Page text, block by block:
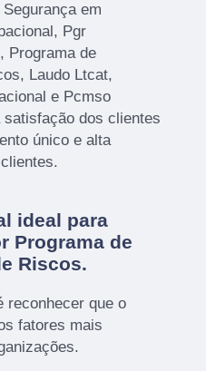
em
Pgr
Programa de
Laudo Ltcat,
e Pcmso
dos clientes
único e alta
ideal para
Programa de
Riscos.
reconhecer que o
fatores mais